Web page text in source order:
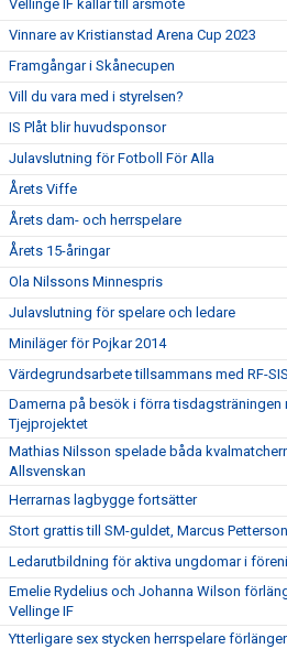
Vellinge IF kallar till årsmöte
Vinnare av Kristianstad Arena Cup 2023
Framgångar i Skånecupen
Vill du vara med i styrelsen?
IS Plåt blir huvudsponsor
Julavslutning för Fotboll För Alla
Årets Viffe
Årets dam- och herrspelare
Årets 15-åringar
Ola Nilssons Minnespris
Julavslutning för spelare och ledare
Miniläger för Pojkar 2014
Värdegrundsarbete tillsammans med RF-
Damerna på besök i förra tisdagsträningen
Tjejprojektet
Mathias Nilsson spelade båda
Allsvenskan
Herrarnas lagbygge fortsätter
Stort grattis till SM-guldet, Marcus Petterson
Ledarutbildning för aktiva ungdomar i
Emelie Rydelius och Johanna Wilson
Vellinge IF
Ytterligare sex stycken herrspelare